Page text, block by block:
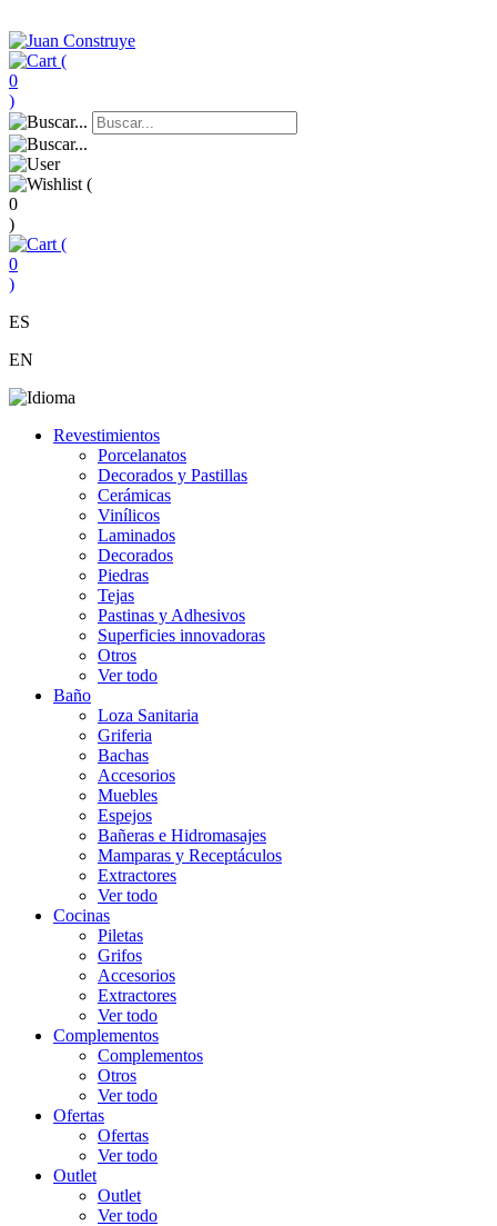
(
0
)
(
0
)
(
0
)
ES
EN
Revestimientos
Porcelanatos
Decorados y Pastillas
Cerámicas
Vinílicos
Laminados
Decorados
Piedras
Tejas
Pastinas y Adhesivos
Superficies innovadoras
Otros
Ver todo
Baño
Loza Sanitaria
Griferia
Bachas
Accesorios
Muebles
Espejos
Bañeras e Hidromasajes
Mamparas y Receptáculos
Extractores
Ver todo
Cocinas
Piletas
Grifos
Accesorios
Extractores
Ver todo
Complementos
Complementos
Otros
Ver todo
Ofertas
Ofertas
Ver todo
Outlet
Outlet
Ver todo